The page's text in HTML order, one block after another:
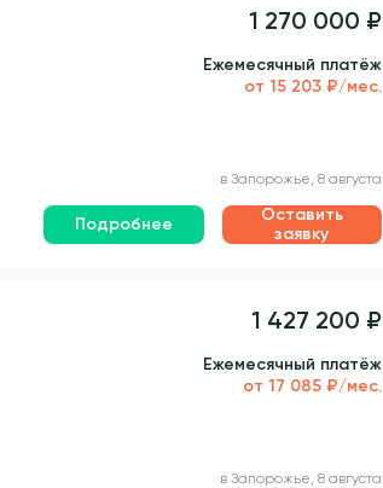
1 270 000 ₽
Ежемесячный платёж
от 15 203 ₽/мес.
в Запорожье, 8 августа
Подробнее
Оставить
заявку
1 427 200 ₽
Ежемесячный платёж
от 17 085 ₽/мес.
в Запорожье, 8 августа